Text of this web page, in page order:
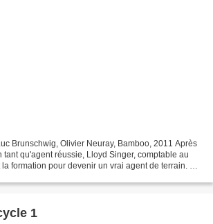
Brunschwig, Olivier Neuray, Bamboo, 2011 Après
tant qu'agent réussie, Lloyd Singer, comptable au
formation pour devenir un vrai agent de terrain. Au
1